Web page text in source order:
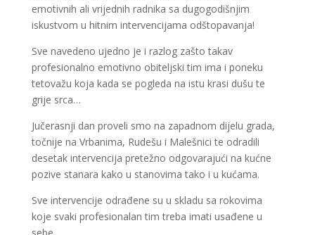
emotivnih ali vrijednih radnika sa dugogodišnjim
iskustvom u hitnim intervencijama odštopavanja!
Sve navedeno ujedno je i razlog zašto takav
profesionalno emotivno obiteljski tim ima i poneku
tetovažu koja kada se pogleda na istu krasi dušu te
grije srca…
Jučerasnji dan proveli smo na zapadnom dijelu grada,
točnije na Vrbanima, Rudešu i Malešnici te odradili
desetak intervencija pretežno odgovarajući na kućne
pozive stanara kako u stanovima tako i u kućama.
Sve intervencije odrađene su u skladu sa rokovima
koje svaki profesionalan tim treba imati usađene u